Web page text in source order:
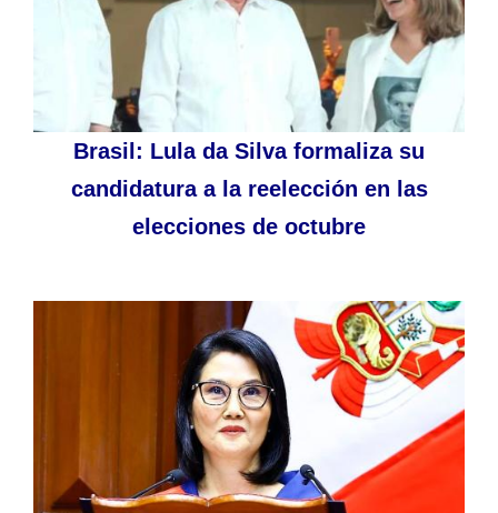
Brasil: Lula da Silva formaliza su
candidatura a la reelección en las
elecciones de octubre